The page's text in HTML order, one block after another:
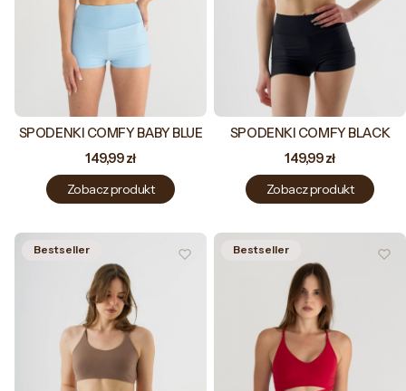
SPODENKI COMFY BABY BLUE
Cena
149,99 zł
Zobacz produkt
SPODENKI COMFY BLACK
Cena
149,99 zł
Zobacz produkt
Bestseller Bestseller